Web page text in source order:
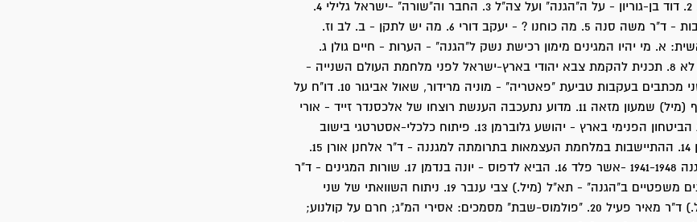
מבוא - גרשון ריבלין. 2. דוד בן-גוריון - על ה"הגנה" ועל צה"ל 3. החבר וה"שורה" -ישראל גלילי 4.
עשרים שאלות ותשובות - ד"ר משה סנה 5. מה כוחנו ? - יעקב דורי 6. מה יש לתקן - ב. לב וז.
7. ימי ראשית: א. מי יהיו המגינים מימון רכישת נשק ל"הגנה" - הערות - חיים גולן ג.
הגנה עצמית - כן או לא 8. תכנית להקמת צבא יהודי בארץ-ישראל לפני מלחמת העולם השנייה -
ד"ר פנחס עופר 9. שני מכתבים בעקבות טביעת "פאטריה" - מוניה מרידור, שאול אביגור 10. דו"ח על
העברת שיירה - אלוף (מיל) שמעון מזאה 11. מדוע נתעכבה הענשת רוצחו של אלכסנדר זייד - אורי
ברנר 12. ארגון כוחות הביטחון הפנימי בארץ - יהושע גלוברמן 13. פיתוח כלכלי-אסטרטגי בישוב
העברי - מרדכי קפלן 14. ההתיישבות במלחמת העצמאות בתרומתה למגננה - ד"ר אלחנן אורן 15.
מחלקת החימוש בהגנה 1941-1948 -אשר פלד 16. הביא לדפוס - יונה בנדמן 17. שורות המגינים - ד"ר
נחום בוגנר 18. תקנונים משפטיים ב"הגנה" - תא"ל (מיל.) צבי ענבר 19. ניתוח השוואתי של שני
תזכירים - אל"מ (מיל.) ד"ר מאיר פעיל 20. "פולמוס-שבת" מסמכים: אסירי המ"ג; חרם על קולנוע;